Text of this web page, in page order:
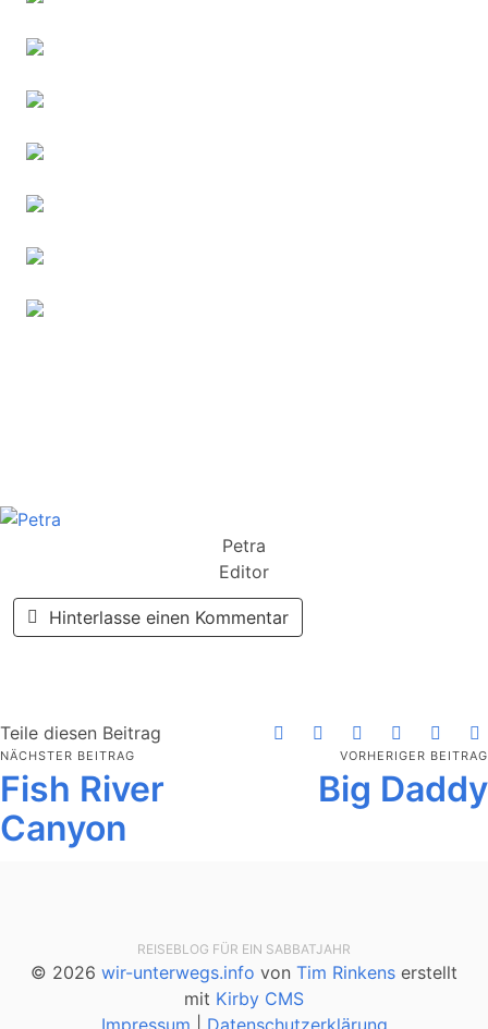
Petra
Editor
Hinterlasse einen Kommentar
Teile diesen Beitrag
NÄCHSTER BEITRAG
Fish River
Canyon
VORHERIGER BEITRAG
Big Daddy
REISEBLOG FÜR EIN SABBATJAHR
© 2026 wir-unterwegs.info von Tim Rinkens erstellt
mit Kirby CMS
Impressum
Datenschutzerklärung